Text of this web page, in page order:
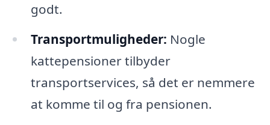
godt.
Transportmuligheder: Nogle
kattepensioner tilbyder
transportservices, så det er nemmere
at komme til og fra pensionen.